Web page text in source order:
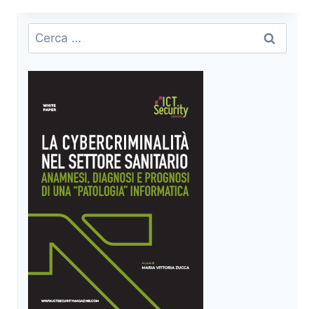
CHIAVE
AUMENTARE
LA
SICUREZZA
Ricerca
per: